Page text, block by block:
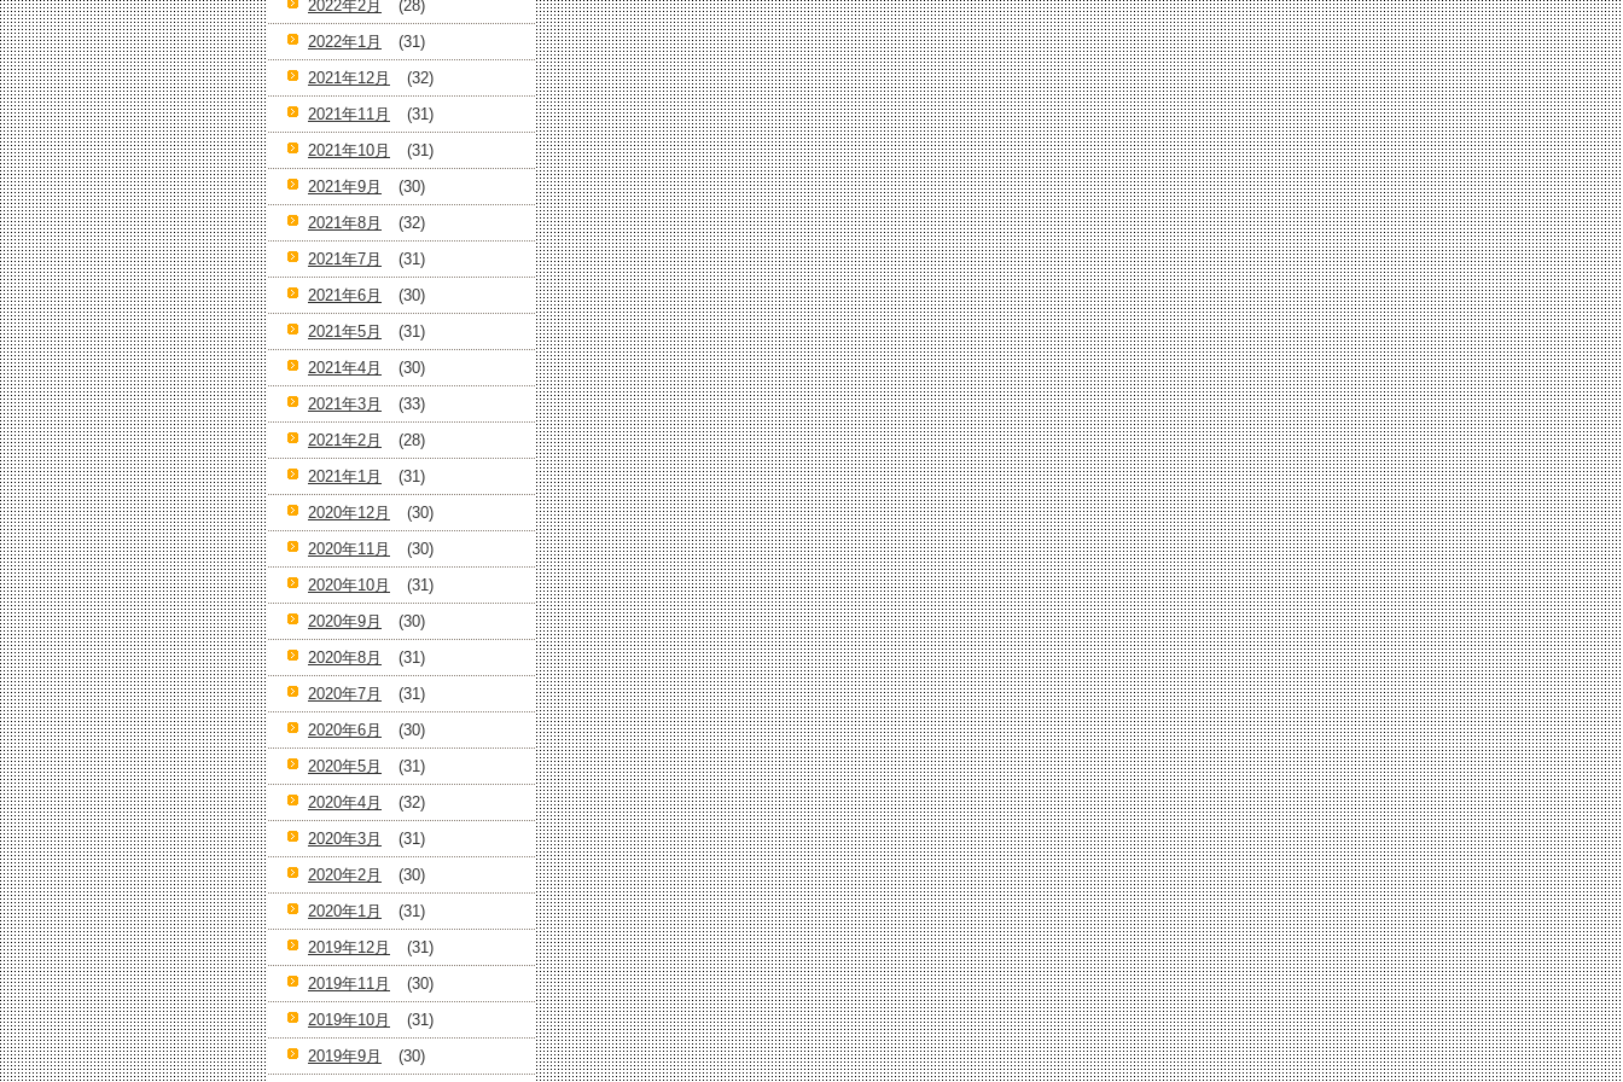
2022年2月
(28)
2022年1月
(31)
2021年12月
(32)
2021年11月
(31)
2021年10月
(31)
2021年9月
(30)
2021年8月
(32)
2021年7月
(31)
2021年6月
(30)
2021年5月
(31)
2021年4月
(30)
2021年3月
(33)
2021年2月
(28)
2021年1月
(31)
2020年12月
(30)
2020年11月
(30)
2020年10月
(31)
2020年9月
(30)
2020年8月
(31)
2020年7月
(31)
2020年6月
(30)
2020年5月
(31)
2020年4月
(32)
2020年3月
(31)
2020年2月
(30)
2020年1月
(31)
2019年12月
(31)
2019年11月
(30)
2019年10月
(31)
2019年9月
(30)